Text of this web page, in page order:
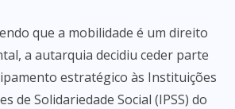
que a mobilidade é um direito
a autarquia decidiu ceder parte
estratégico às Instituições
de Solidariedade Social (IPSS) do